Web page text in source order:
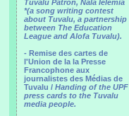
Tuvalu Patron, Nala Ielemia
*(a song writing contest
about Tuvalu, a partnership
between The Education
League and Alofa Tuvalu).
- Remise des cartes de
l'Union de la la Presse
Francophone aux
journalistes des Médias de
Tuvalu / Handing of the UPF
press cards to the Tuvalu
media people.